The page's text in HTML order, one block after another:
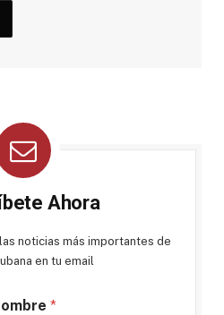
Ahora
noticias más importantes de
en tu email
*